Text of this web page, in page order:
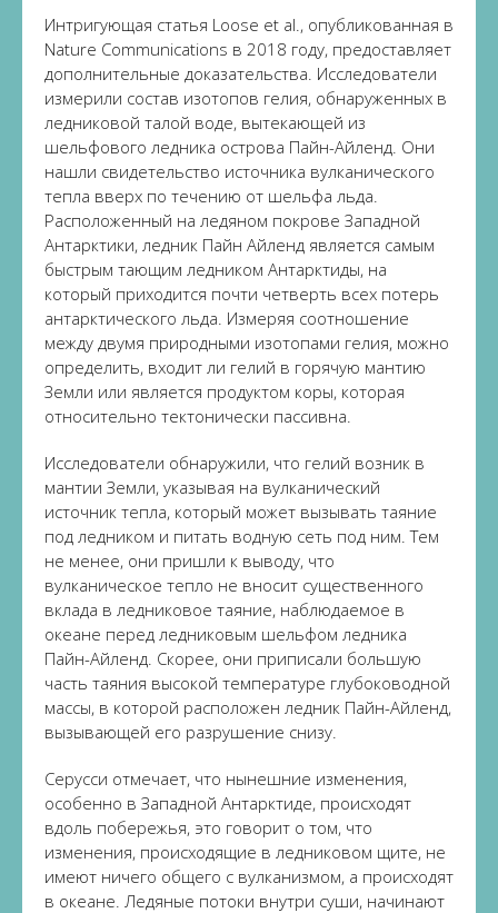
Интригующая статья Loose et al., опубликованная в
Nature Communications в 2018 году, предоставляет
дополнительные доказательства. Исследователи
измерили состав изотопов гелия, обнаруженных в
ледниковой талой воде, вытекающей из
шельфового ледника острова Пайн-Айленд. Они
нашли свидетельство источника вулканического
тепла вверх по течению от шельфа льда.
Расположенный на ледяном покрове Западной
Антарктики, ледник Пайн Айленд является самым
быстрым тающим ледником Антарктиды, на
который приходится почти четверть всех потерь
антарктического льда. Измеряя соотношение
между двумя природными изотопами гелия, можно
определить, входит ли гелий в горячую мантию
Земли или является продуктом коры, которая
относительно тектонически пассивна.
Исследователи обнаружили, что гелий возник в
мантии Земли, указывая на вулканический
источник тепла, который может вызывать таяние
под ледником и питать водную сеть под ним. Тем
не менее, они пришли к выводу, что
вулканическое тепло не вносит существенного
вклада в ледниковое таяние, наблюдаемое в
океане перед ледниковым шельфом ледника
Пайн-Айленд. Скорее, они приписали большую
часть таяния высокой температуре глубоководной
массы, в которой расположен ледник Пайн-Айленд,
вызывающей его разрушение снизу.
Серусси отмечает, что нынешние изменения,
особенно в Западной Антарктиде, происходят
вдоль побережья, это говорит о том, что
изменения, происходящие в ледниковом щите, не
имеют ничего общего с вулканизмом, а происходят
в океане. Ледяные потоки внутри суши, начинают